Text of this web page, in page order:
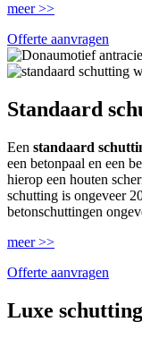
meer >>
Offerte aanvragen
Standaard
Een standaard
een betonpaal en een
hierop een houten
schutting is ongeveer
betonschuttingen
meer >>
Offerte aanvragen
Luxe schutting